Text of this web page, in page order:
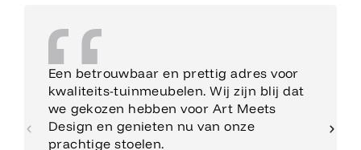
Een betrouwbaar en prettig adres voor
kwaliteits-tuinmeubelen. Wij zijn blij dat
we gekozen hebben voor Art Meets
Design en genieten nu van onze
prachtige stoelen.